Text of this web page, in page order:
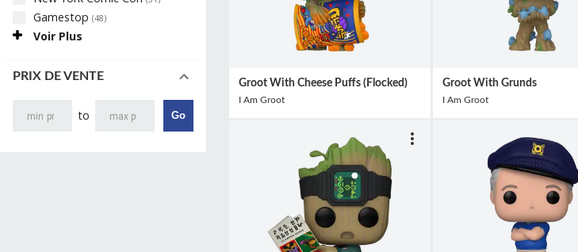
Gamestop (48)
Voir Plus
PRIX DE VENTE
to Go
Groot With Cheese Puffs (Flocked)
I Am Groot
Groot With Grunds
I Am Groot